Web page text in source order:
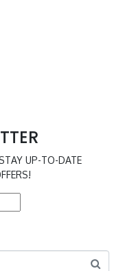
UP-TO-DATE